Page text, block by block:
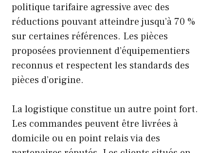
politique tarifaire agressive avec des
réductions pouvant atteindre jusqu’à 70 %
sur certaines références. Les pièces
proposées proviennent d’équipementiers
reconnus et respectent les standards des
pièces d’origine.
La logistique constitue un autre point fort.
Les commandes peuvent être livrées à
domicile ou en point relais via des